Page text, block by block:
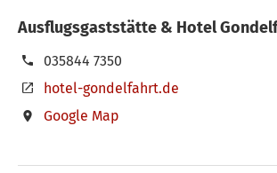
Ausflugsgaststätte & Hotel
035844 7350
hotel-gondelfahrt.de
Google Map